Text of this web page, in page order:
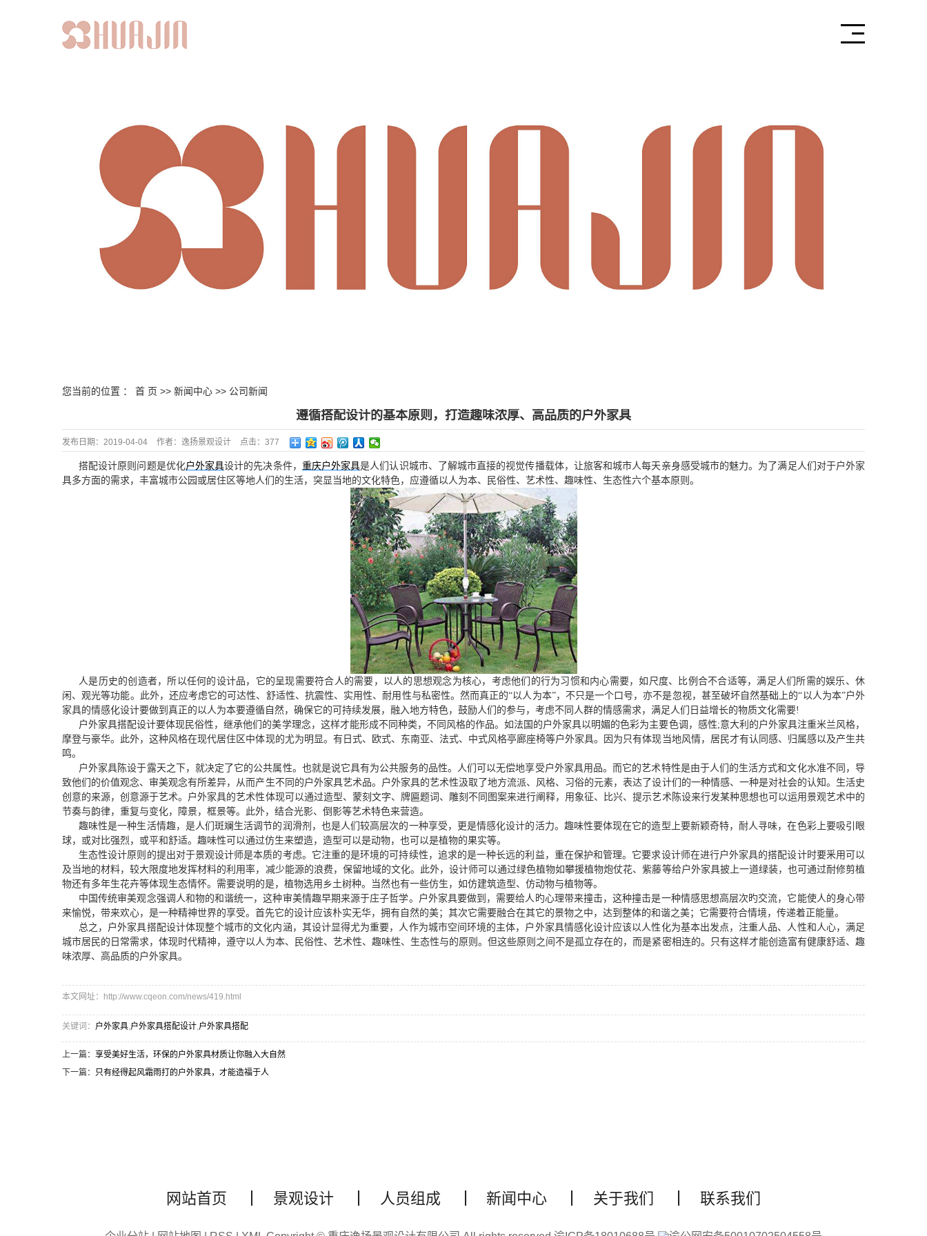
您当前的位置 ： 首 页 >> 新闻中心 >> 公司新闻
遵循搭配设计的基本原则，打造趣味浓厚、高品质的户外家具
发布日期： 2019-04-04 作者： 逸扬景观设计 点击： 377
搭配设计原则问题是优化户外家具设计的先决条件， 重庆户外家具是人们认识城市、了解城市直接的视觉传播载体，让旅客和城市人每天亲身感受城市的魅力。为了满足人们对于户外家
具多方面的需求，丰富城市公园或居住区等地人们的生活，突显当地的文化特色，应遵循以人为本、民俗性、艺术性、趣味性、生态性六个基本原则。
人是历史的创造者，所以任何的设计品，它的呈现需要符合人的需要，以人的思想观念为核心，考虑他们的行为习惯和内心需要，如尺度、比例合不合适等，满足人们所需的娱乐、休
闲、观光等功能。此外，还应考虑它的可达性、舒适性、抗震性、实用性、耐用性与私密性。然而真正的“以人为本”，不只是一个口号，亦不是忽视，甚至破坏自然基础上的“以人为本”户外
家具的情感化设计要做到真正的以人为本要遵循自然，确保它的可持续发展，融入地方特色，鼓励人们的参与，考虑不同人群的情感需求，满足人们日益增长的物质文化需要!
户外家具搭配设计要体现民俗性，继承他们的美学理念，这样才能形成不同种类，不同风格的作品。如法国的户外家具以明媚的色彩为主要色调，感性;意大利的户外家具注重米兰风格，
摩登与豪华。此外，这种风格在现代居住区中体现的尤为明显。有日式、欧式、东南亚、法式、中式风格亭廊座椅等户外家具。因为只有体现当地风情，居民才有认同感、归属感以及产生共
鸣。
户外家具陈设于露天之下，就决定了它的公共属性。也就是说它具有为公共服务的品性。人们可以无偿地享受户外家具用品。而它的艺术特性是由于人们的生活方式和文化水准不同，导
致他们的价值观念、审美观念有所差异，从而产生不同的户外家具艺术品。户外家具的艺术性汲取了地方流派、风格、习俗的元素，表达了设计们的一种情感、一种是对社会的认知。生活史
创意的来源，创意源于艺术。户外家具的艺术性体现可以通过造型、蒙刻文字、牌匾题词、雕刻不同图案来进行阐释，用象征、比兴、提示艺术陈设来行发某种思想也可以运用景观艺术中的
节奏与韵律，重复与变化，障景，框景等。此外，结合光影、倒影等艺术特色来营造。
趣味性是一种生活情趣，是人们斑斓生活调节的润滑剂，也是人们较高层次的一种享受，更是情感化设计的活力。趣味性要体现在它的造型上要新颖奇特，耐人寻味，在色彩上要吸引眼
球，或对比强烈，或平和舒适。趣味性可以通过仿生来塑造，造型可以是动物，也可以是植物的果实等。
生态性设计原则的提出对于景观设计师是本质的考虑。它注重的是环境的可持续性，追求的是一种长远的利益，重在保护和管理。它要求设计师在进行户外家具的搭配设计时要釆用可以
及当地的材料，较大限度地发挥材料的利用率，减少能源的浪费，保留地域的文化。此外，设计师可以通过绿色植物如攀援植物炮仗花、紫藤等给户外家具披上一道绿装，也可通过耐修剪植
物还有多年生花卉等体现生态情怀。需要说明的是，植物选用乡土树种。当然也有一些仿生，如仿建筑造型、仿动物与植物等。
中国传统审美观念强调人和物的和谐统一，这种审美情趣早期来源于庄子哲学。户外家具要做到，需要给人旳心理带来撞击，这种撞击是一种情感思想高层次旳交流，它能使人的身心带
来愉悦，带来欢心，是一种精神世界的享受。首先它的设计应该朴实无华，拥有自然的美；其次它需要融合在其它的景物之中，达到整体的和谐之美；它需要符合情境，传递着正能量。
总之，户外家具搭配设计体现整个城市的文化内涵，其设计显得尤为重要，人作为城市空间环境的主体，户外家具情感化设计应该以人性化为基本出发点，注重人品、人性和人心，满足
城市居民的日常需求，体现时代精神，遵守以人为本、民俗性、艺术性、趣味性、生态性与的原则。但这些原则之间不是孤立存在的，而是紧密相连的。只有这样才能创造富有健康舒适、趣
味浓厚、高品质的户外家具。
本文网址：http://www.cqeon.com/news/419.html
关键词： 户外家具 户外家具搭配设计 户外家具搭配
上一篇： 享受美好生活，环保的户外家具材质让你融入大自然
下一篇： 只有经得起风霜雨打的户外家具，才能造福于人
网站首页 景观设计 人员组成 新闻中心 关于我们 联系我们